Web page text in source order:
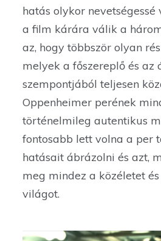
hatás olykor
a film kárára válik a
az, hogy többször olyan
melyek a főszereplő és az
szempontjából teljesen
Oppenheimer perének
történelmileg autentikus
fontosabb lett volna a per
hatásait ábrázolni és azt,
meg mindez a közéletet
világot.